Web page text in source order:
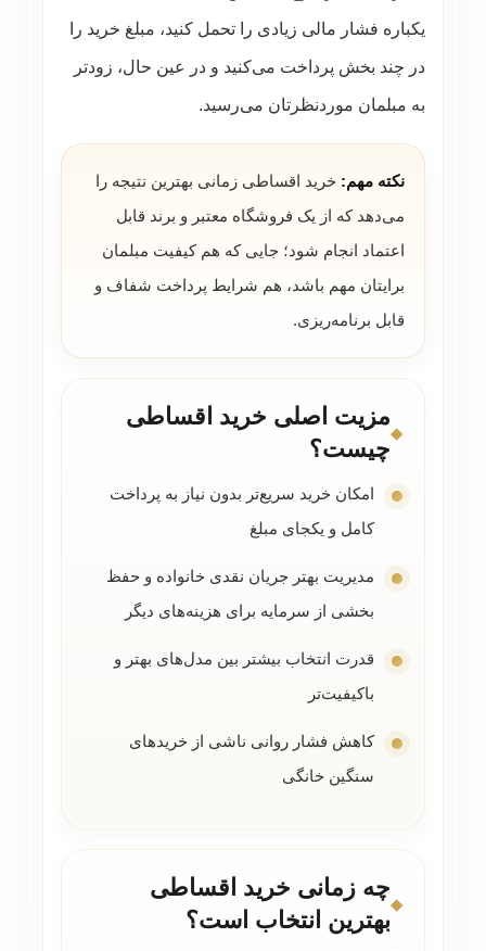
یکباره فشار مالی زیادی را تحمل کنید، مبلغ خرید را
در چند بخش پرداخت می‌کنید و در عین حال، زودتر
به مبلمان موردنظرتان می‌رسید.
نکته مهم: خرید اقساطی زمانی بهترین نتیجه را
می‌دهد که از یک فروشگاه معتبر و برند قابل
اعتماد انجام شود؛ جایی که هم کیفیت مبلمان
برایتان مهم باشد، هم شرایط پرداخت شفاف و
قابل برنامه‌ریزی.
مزیت اصلی خرید اقساطی
چیست؟
امکان خرید سریع‌تر بدون نیاز به پرداخت
کامل و یکجای مبلغ
مدیریت بهتر جریان نقدی خانواده و حفظ
بخشی از سرمایه برای هزینه‌های دیگر
قدرت انتخاب بیشتر بین مدل‌های بهتر و
باکیفیت‌تر
کاهش فشار روانی ناشی از خریدهای
سنگین خانگی
چه زمانی خرید اقساطی
بهترین انتخاب است؟